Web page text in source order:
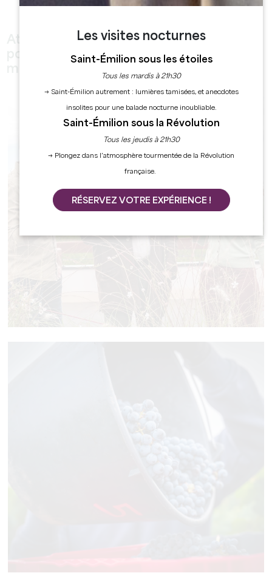
où elle forme la composante tannique permettant au vin
Attention : l’abus d’alcool est dangereux
pour la santé. A consommer avec
Les visites nocturnes
Saint-Émilion sous les étoiles
Tous les mardis à 21h30
→ Saint-Émilion autrement : lumières tamisées, et anecdotes
insolites pour une balade nocturne inoubliable.
Saint-Émilion sous la Révolution
Tous les jeudis à 21h30
→ Plongez dans l’atmosphère tourmentée de la Révolution
française.
RÉSERVEZ VOTRE EXPÉRIENCE !